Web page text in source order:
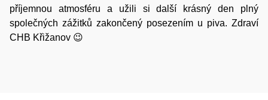
příjemnou atmosféru a užili si další krásný den plný
společných zážitků zakončený posezením u piva. Zdraví
CHB Křižanov 😉